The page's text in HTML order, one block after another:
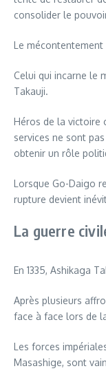
consolider le
Le mécontentement
Celui qui incarne le
Takauji.
Héros de la victoire
services ne sont
obtenir un rôle
Lorsque Go-Daigo
rupture devient
La guerre
En 1335, Ashikaga
Après plusieurs
face à face lors de
Les forces
Masashige, sont